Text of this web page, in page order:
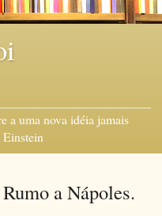
a uma nova idéia jamais
a Nápoles.